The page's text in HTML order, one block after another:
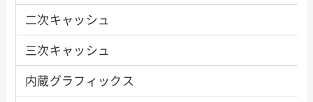
二次キャッシュ
三次キャッシュ
内蔵グラフィックス